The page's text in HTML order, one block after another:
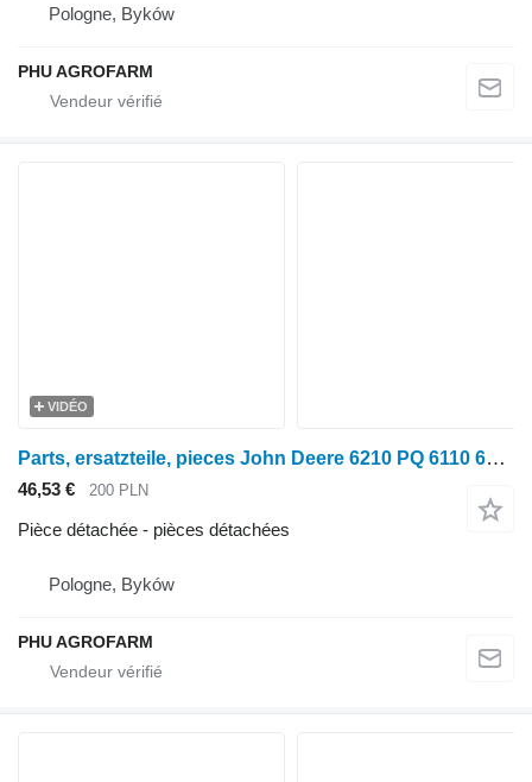
Pologne, Byków
PHU AGROFARM
VIDÉO
Parts, ersatzteile, pieces John Deere 6210 PQ 6110 6310 pièces détachées pour tracteur à roues John Deere 6210 PQ 6110 6310
46,53 € 200 PLN
Pièce détachée - pièces détachées
Pologne, Byków
PHU AGROFARM